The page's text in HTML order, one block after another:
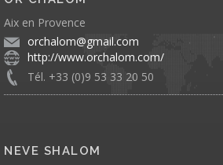
Aix en Provence
orchalom@gmail.com
http://www.orchalom.com/
Tél. +33 (0)9 53 33 20 50
NEVE SHALOM